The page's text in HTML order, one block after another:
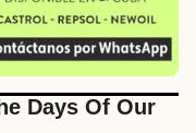
Days Of Our